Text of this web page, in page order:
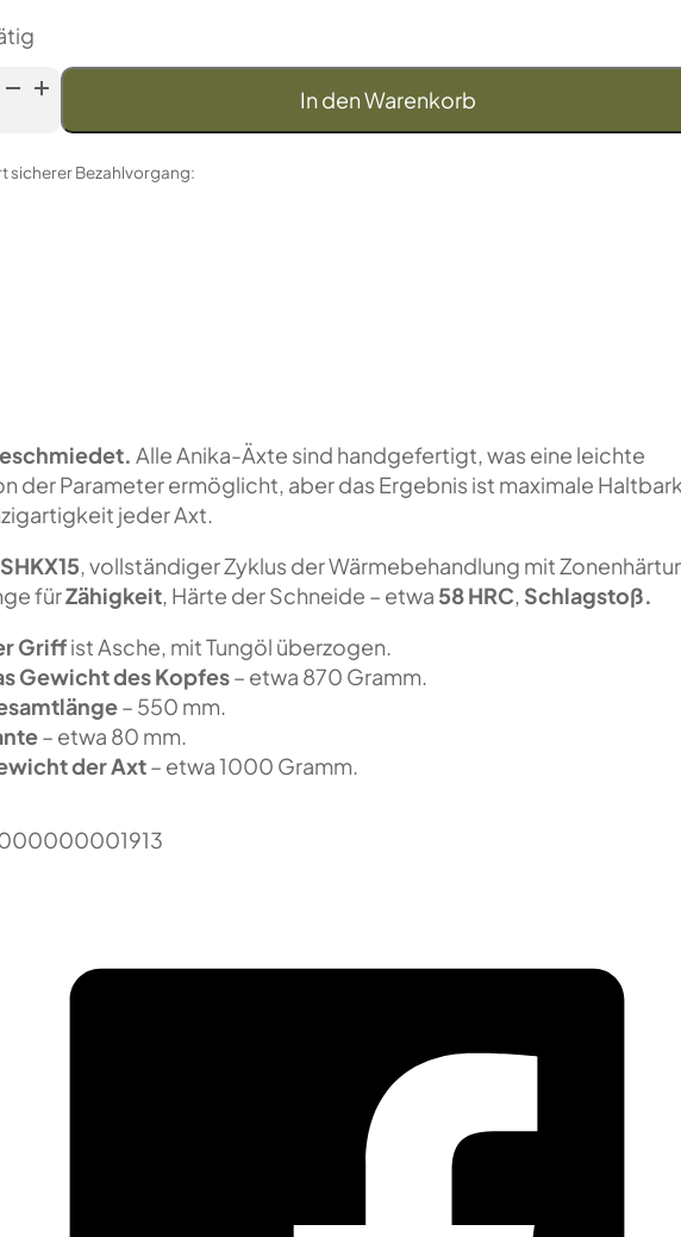
In den Warenkorb
sicherer Bezahlvorgang:
Alle Anika-Äxte sind handgefertigt, was eine leichte
der Parameter ermöglicht, aber das Ergebnis ist maximale
jeder Axt.
SHKX15, vollständiger Zyklus der Wärmebehandlung mit
fürZähigkeit, Härte der Schneide – etwa 58HRC, Schlagstoß.
Griffist Asche, mit Tungöl überzogen.
Gewicht des Kopfes– etwa 870 Gramm.
– 550 mm.
– etwa 80 mm.
der Axt– etwa 1000 Gramm.